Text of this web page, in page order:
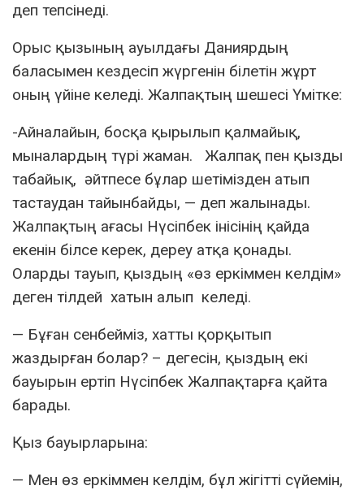
деп тепсінеді.
Орыс қызының ауылдағы Даниярдың
баласымен кездесіп жүргенін білетін жұрт
оның үйіне келеді. Жалпақтың шешесі Үмітке:
-Айналайын, босқа қырылып қалмайық,
мыналардың түрі жаман. Жалпақ пен қызды
табайық, әйтпесе бұлар шетімізден атып
тастаудан тайынбайды, — деп жалынады.
Жалпақтың ағасы Нүсіпбек інісінің қайда
екенін білсе керек, дереу атқа қонады.
Оларды тауып, қыздың «өз еркіммен келдім»
деген тілдей хатын алып келеді.
— Бұған сенбейміз, хатты қорқытып
жаздырған болар? – дегесін, қыздың екі
бауырын ертіп Нүсіпбек Жалпақтарға қайта
барады.
Қыз бауырларына:
— Мен өз еркіммен келдім, бұл жігітті сүйемін,